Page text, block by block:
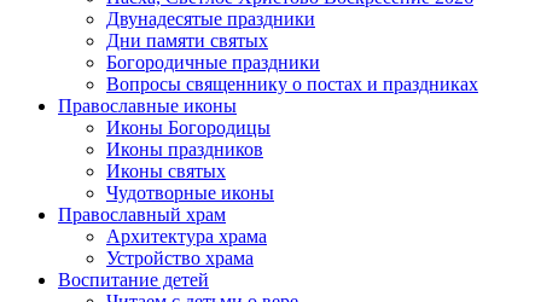
Двунадесятые праздники
Дни памяти святых
Богородичные праздники
Вопросы священнику о постах и праздниках
Православные иконы
Иконы Богородицы
Иконы праздников
Иконы святых
Чудотворные иконы
Православный храм
Архитектура храма
Устройство храма
Воспитание детей